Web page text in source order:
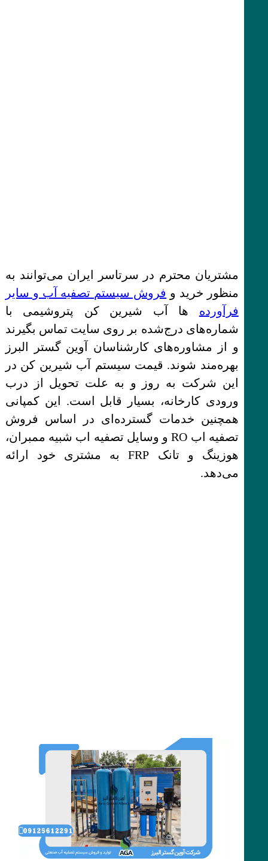
مشتریان محترم در سرتاسر ایران می‌توانند به
منظور خرید و فروش سیستم تصفیه آب و سایر
فرآورده ها آب شیرین کن پتروشیمی با
شماره‌های درج‌شده بر روی سایت تماس بگیرند
و از مشاوره‌های کارشناسان آوین گستر البرز
بهره‌مند شوند. قیمت سیستم آب شیرین کن در
این شرکت به روز و به علت تحویل از درب
ورودی کارخانه، بسیار قابل است. این کمپانی
همچنین خدمات گسترده‌ای در اساس فروش
تصفیه اب RO و وسایل تصفیه اب شبیه ممبران،
هوزینگ و تانک FRP به مشتری خود ارائه
می‌دهد.